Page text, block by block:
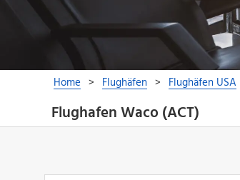
Flughafen Waco (ACT)